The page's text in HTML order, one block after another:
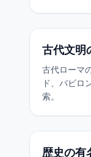
古代文明
古代ローマ
ド、バビロ
索。
歴史の有